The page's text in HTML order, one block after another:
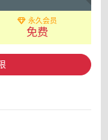
永久会员
免费